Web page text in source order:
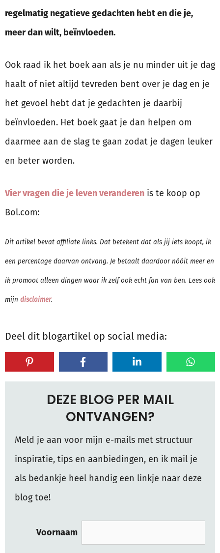
regelmatig negatieve gedachten hebt en die je,
meer dan wilt, beïnvloeden.
Ook raad ik het boek aan als je nu minder uit je dag
haalt of niet altijd tevreden bent over je dag en je
het gevoel hebt dat je gedachten je daarbij
beïnvloeden. Het boek gaat je dan helpen om
daarmee aan de slag te gaan zodat je dagen leuker
en beter worden.
Vier vragen die je leven veranderen is te koop op
Bol.com:
Dit artikel bevat affiliate links. Dat betekent dat als jij iets koopt, ik
een percentage daarvan ontvang. Je betaalt daardoor nóóit meer en
ik promoot alleen dingen waar ik zelf ook echt fan van ben. Lees ook
mijn disclaimer.
Deel dit blogartikel op social media:
DEZE BLOG PER MAIL
ONTVANGEN?
Meld je aan voor mijn e-mails met structuur
inspiratie, tips en aanbiedingen, en ik mail je
als bedankje heel handig een linkje naar deze
blog toe!
Voornaam